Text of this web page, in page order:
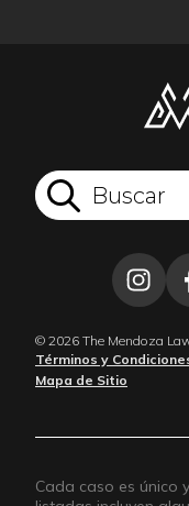
© 2026 The Mendoza
Términos y
Mapa de Sitio
Cada caso es único